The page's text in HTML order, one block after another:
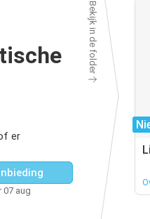
er
07 aug
Bekijk in de folder